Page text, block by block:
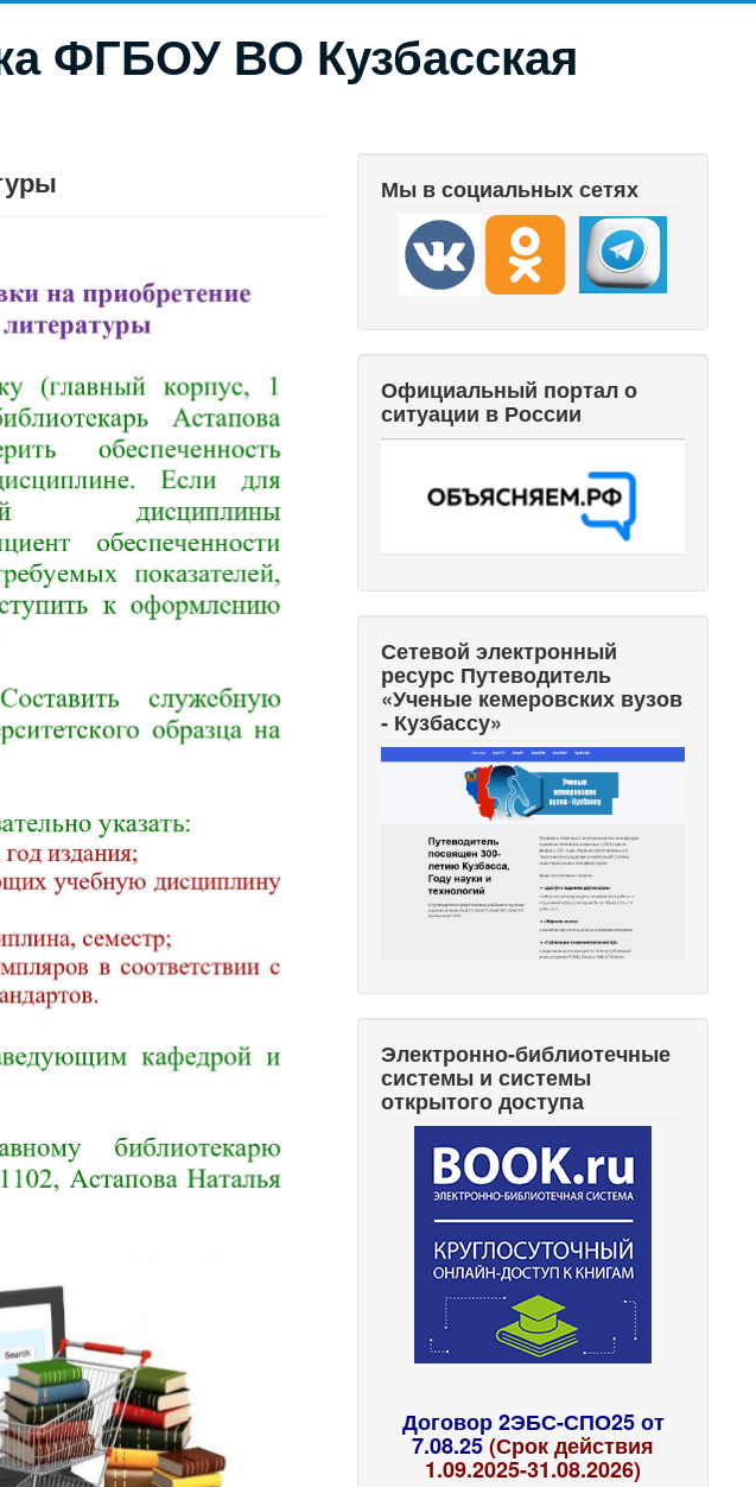
ФГБОУ ВО Кузбасская
Мы в социальных сетях
Официальный портал о
ситуации в России
Сетевой электронный
ресурс Путеводитель
«Ученые кемеровских вузов
- Кузбассу»
Электронно-библиотечные
системы и системы
открытого доступа
Договор 2ЭБС-СПО25 от
7.08.25(Срок действия
1.09.2025-31.08.2026)